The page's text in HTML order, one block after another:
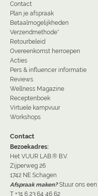
Contact
Plan je afspraak
Betaalmogelijkheden
Verzendmethode*
Retourbeleid
Overeenkomst herroepen
Acties
Pers & influencer informatie
Reviews
Wellness Magazine
Receptenboek
Virtuele kampvuur
Workshops
Contact
Bezoekadres:
Het VUUR LAB.® B.V.
Zijperweg 26
1742 NE Schagen
Afspraak maken? Stuur ons
T +31 6 23 64 46 62